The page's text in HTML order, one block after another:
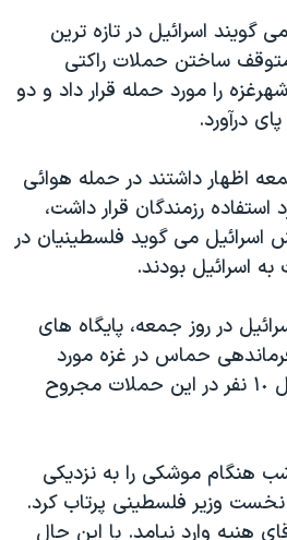
۲۰۲۴
اسرائيل در تازه ترين
ساختن حملات راکتی
را مورد حمله قرار داد و دو
درآورد.
اظهار داشتند در حمله هوائی
استفاده رزمندگان قرار داشت،
اسرائيل می گويد فلسطينيان در
اسرائيل بودند.
در روز جمعه، پايگاه های
حماس در غزه مورد
اصابت قرارگرفتند. حداقل ١٠ نفر در اين حملات مجروح
هنگام موشکی را به نزديکی
نخست وزير فلسطينی پرتاب کرد.
هنيه وارد نيامد. با اين حال